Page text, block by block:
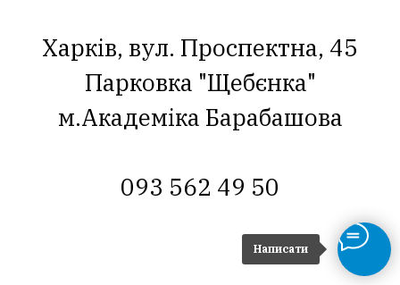
Написати
Харків, вул. Проспектна, 45
Парковка "Щебєнка"
м.Академіка Барабашова
093 562 49 50